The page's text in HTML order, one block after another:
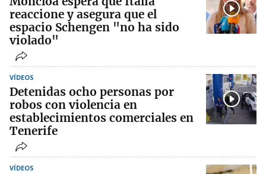
reaccione y asegura que el
espacio Schengen "no ha sido
violado"
VÍDEOS
Detenidas ocho personas por
robos con violencia en
establecimientos comerciales en
Tenerife
VÍDEOS